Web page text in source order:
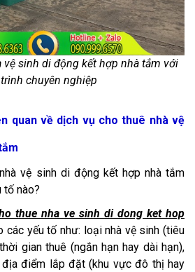
vệ sinh di động kết hợp nhà tắm với
chuyên nghiệp
quan về dịch vụ cho thuê nhà vệ
vệ sinh di động kết hợp nhà tắm
tố nào?
thue nha ve sinh di dong ket hop
các yếu tố như: loại nhà vệ sinh (tiêu
gian thuê (ngắn hạn hay dài hạn),
điểm lắp đặt (khu vực đô thị hay